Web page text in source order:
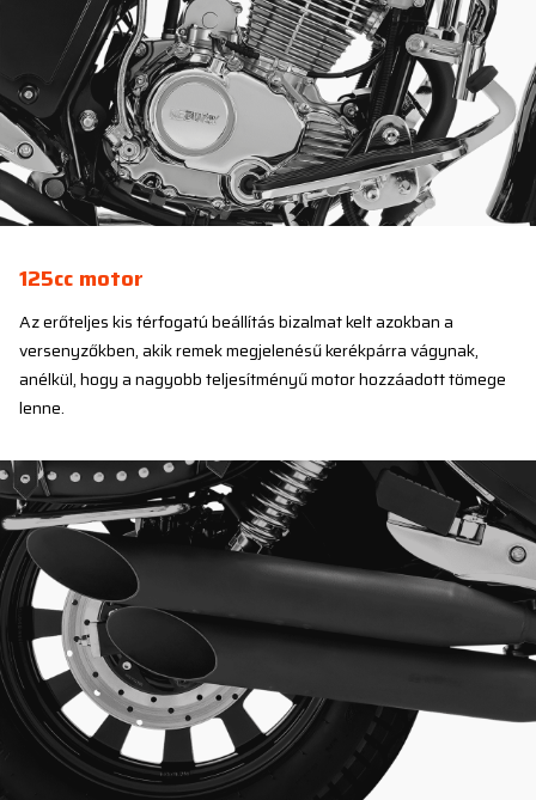
125cc motor
Az erőteljes kis térfogatú beállítás bizalmat kelt azokban a
versenyzőkben, akik remek megjelenésű kerékpárra vágynak,
anélkül, hogy a nagyobb teljesítményű motor hozzáadott tömege
lenne.